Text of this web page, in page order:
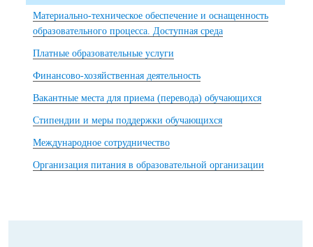
Материально-техническое обеспечение и оснащенность
образовательного процесса. Доступная среда
Платные образовательные услуги
Финансово-хозяйственная деятельность
Вакантные места для приема (перевода) обучающихся
Стипендии и меры поддержки обучающихся
Международное сотрудничество
Организация питания в образовательной организации